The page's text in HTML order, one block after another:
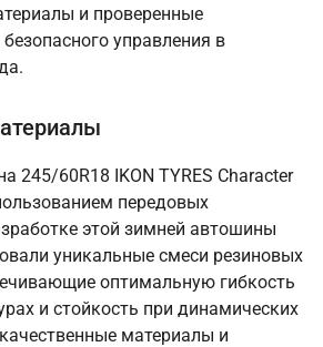
и проверенные
управления в
245/60R18 IKON TYRES Character
передовых
этой зимней автошины
уникальные смеси резиновых
оптимальную гибкость
и стойкость при динамических
материалы и